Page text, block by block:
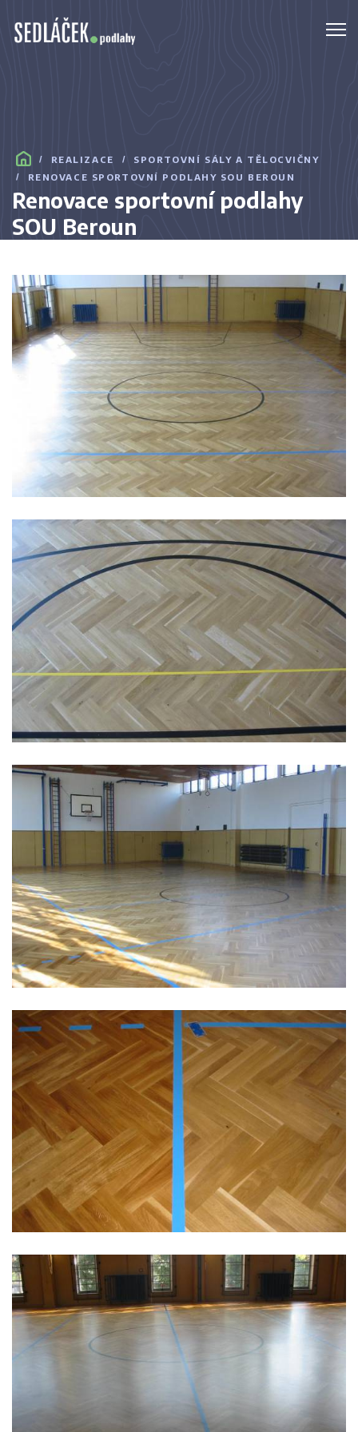
REALIZACE
SPORTOVNÍ SÁLY A TĚLOCVIČNY
RENOVACE SPORTOVNÍ PODLAHY SOU BEROUN
Renovace sportovní podlahy
SOU Beroun